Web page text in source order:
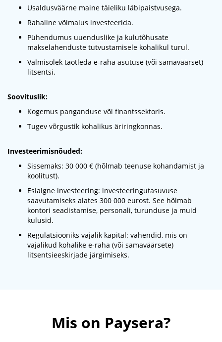
Usaldusväärne maine täieliku läbipaistvusega.
Rahaline võimalus investeerida.
Pühendumus uuenduslike ja kulutõhusate
makselahenduste tutvustamisele kohalikul turul.
Valmisolek taotleda e-raha asutuse (või samaväärset)
litsentsi.
Soovituslik:
Kogemus panganduse või finantssektoris.
Tugev võrgustik kohalikus äriringkonnas.
Investeerimisnõuded:
Sissemaks: 30 000 € (hõlmab teenuse kohandamist ja
koolitust).
Esialgne investeering: investeeringutasuvuse
saavutamiseks alates 300 000 eurost. See hõlmab
kontori seadistamise, personali, turunduse ja muid
kulusid.
Regulatsiooniks vajalik kapital: vahendid, mis on
vajalikud kohalike e-raha (või samaväärsete)
litsentsieeskirjade järgimiseks.
Mis on Paysera?